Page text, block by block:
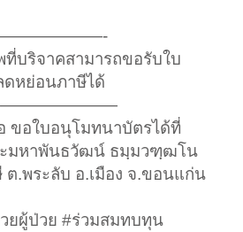
พที่บริจาคสามารถขอรับใบ
ดหย่อนภาษีได้
———————
ขอใบอนุโมทนาบัตรได้ที่
ะมหาพันธวัฒน์ ธมฺมวฑฺฒโน
.พระลับ อ.เมือง จ.ขอนแก่น
ผู้ป่วย #ร่วมสมทบทุน